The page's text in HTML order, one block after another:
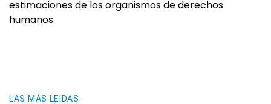
estimaciones de los organismos de derechos
humanos.
LAS MÁS LEIDAS